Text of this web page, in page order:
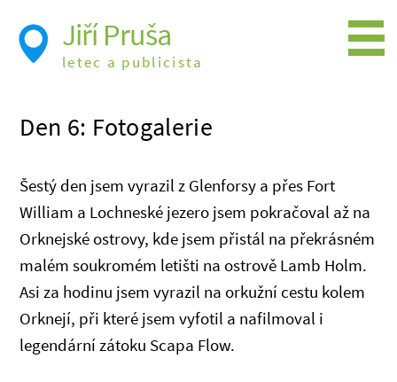
Den 6: Fotogalerie
Šestý den jsem vyrazil z Glenforsy a přes Fort
William a Lochneské jezero jsem pokračoval až na
Orknejské ostrovy, kde jsem přistál na překrásném
malém soukromém letišti na ostrově Lamb Holm.
Asi za hodinu jsem vyrazil na orkužní cestu kolem
Orknejí, při které jsem vyfotil a nafilmoval i
legendární zátoku Scapa Flow.
Jiří Pruša
letec a publicista
Foto
Videa
Expedice
Moje knížky
Přednášky a školení
Trasy cest